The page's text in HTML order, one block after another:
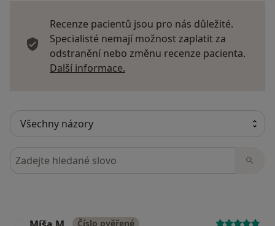
Recenze pacientů jsou pro nás důležité.
Specialisté nemají možnost zaplatit za
odstranění nebo změnu recenze pacienta.
Další informace.
Hledejte v názorech
Číslo ověřené